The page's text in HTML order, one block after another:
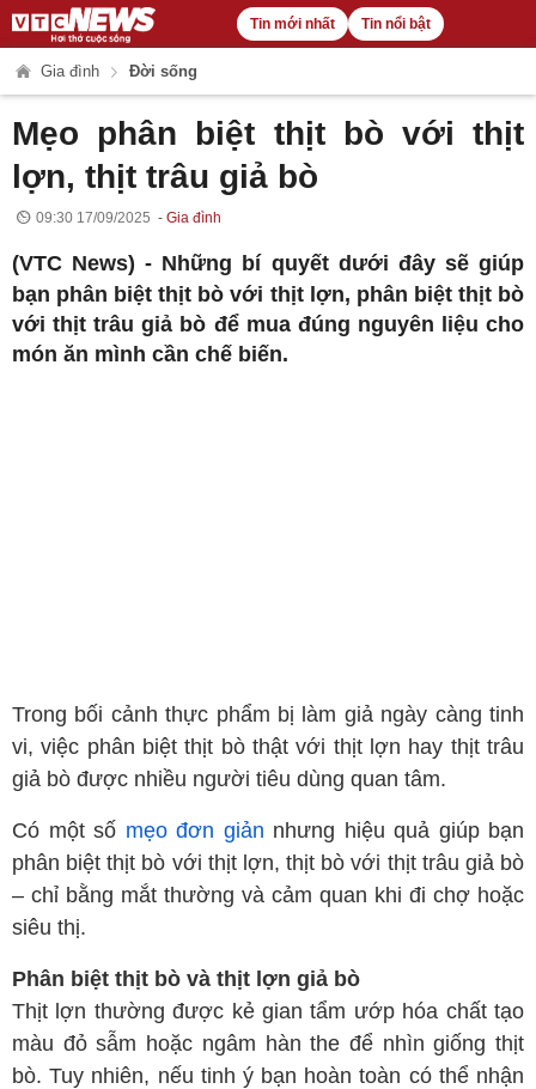
Tin mới nhất Tin nổi bật
Gia đình Đời sống
Mẹo phân biệt thịt bò với thịt
lợn, thịt trâu giả bò
09:30 17/09/2025 Gia đình
(VTC News) - Những bí quyết dưới đây sẽ giúp
bạn phân biệt thịt bò với thịt lợn, phân biệt thịt bò
với thịt trâu giả bò để mua đúng nguyên liệu cho
món ăn mình cần chế biến.
Trong bối cảnh thực phẩm bị làm giả ngày càng tinh
vi, việc phân biệt thịt bò thật với thịt lợn hay thịt trâu
giả bò được nhiều người tiêu dùng quan tâm.
Có một số mẹo đơn giản nhưng hiệu quả giúp bạn
phân biệt thịt bò với thịt lợn, thịt bò với thịt trâu giả bò
– chỉ bằng mắt thường và cảm quan khi đi chợ hoặc
siêu thị.
Phân biệt thịt bò và thịt lợn giả bò
Thịt lợn thường được kẻ gian tẩm ướp hóa chất tạo
màu đỏ sẫm hoặc ngâm hàn the để nhìn giống thịt
bò. Tuy nhiên, nếu tinh ý bạn hoàn toàn có thể nhận